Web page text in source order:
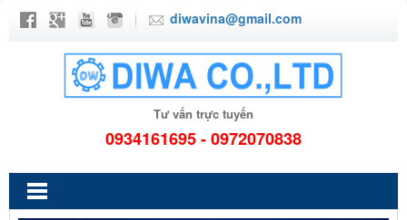
diwavina@gmail.com
Tư vấn trực tuyến
0934161695 - 0972070838